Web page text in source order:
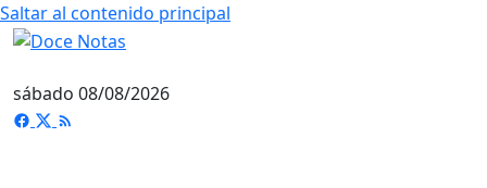
Saltar al contenido principal
sábado 08/08/2026